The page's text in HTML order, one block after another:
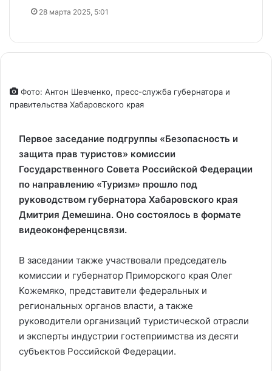
28 марта 2025, 5:01
Фото: Антон Шевченко, пресс-служба губернатора и
правительства Хабаровского края
Первое заседание подгруппы «Безопасность и
защита прав туристов» комиссии
Государственного Совета Российской Федерации
по направлению «Туризм» прошло под
руководством губернатора Хабаровского края
Дмитрия Демешина. Оно состоялось в формате
видеоконференцсвязи.
В заседании также участвовали председатель
комиссии и губернатор Приморского края Олег
Кожемяко, представители федеральных и
региональных органов власти, а также
руководители организаций туристической отрасли
и эксперты индустрии гостеприимства из десяти
субъектов Российской Федерации.